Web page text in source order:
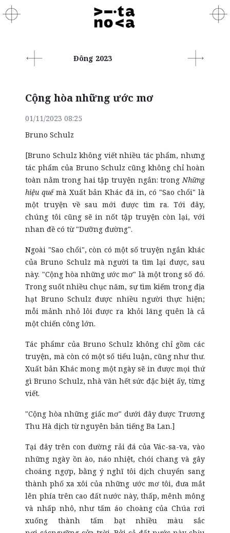
Đông 2023
Cộng hòa những ước mơ
01/11/2023 08:25
Bruno Schulz
[Bruno Schulz không viết nhiều tác phẩm, nhưng
tác phẩm của Bruno Schulz cũng không chỉ hoàn
toàn nằm trong hai tập truyện ngắn: trongNhững
hiệu quếmà Xuất bản Khác đã in, có "Sao chổi" là
một truyện về sau mới được tìm ra. Tới đây,
chúng tôi cũng sẽ in nốt tập truyện còn lại, với
nhan đề có từ "Dưỡng đường".
Ngoài "Sao chổi", còn có một số truyện ngắn khác
của Bruno Schulz mà người ta tìm lại được, sau
này. "Cộng hòa những ước mơ" là một trong số đó.
Trong suốt nhiều chục năm, sự tìm kiếm trong địa
hạt Bruno Schulz được nhiều người thực hiện;
mỗi mảnh nhỏ lôi được ra khỏi lãng quên là cả
một chiến công lớn.
Tác phẩmr của Bruno Schulz không chỉ gồm các
truyện, mà còn có một số tiểu luận, cũng như thư.
Xuất bản Khác mong một ngày sẽ in được mọi thứ
gì Bruno Schulz, nhà văn hết sức đặc biệt ấy, từng
viết.
"Cộng hòa những giấc mơ" dưới đây được Trương
Thu Hà dịch từ nguyên bản tiếng Ba Lan.]
Tại đây trên con đường rải đá của Vác-sa-va, vào
những ngày ồn ào, náo nhiệt, chói chang và gây
choáng ngợp, bằng ý nghĩ tôi dịch chuyển sang
thành phố xa xôi của những ước mơ tôi, đưa mắt
lên phía trên cao đất nước này, thấp, mênh mông
và nhấp nhô, như tấm áo choàng của Chúa rơi
xuống thành tấm bạt nhiều màu sắc